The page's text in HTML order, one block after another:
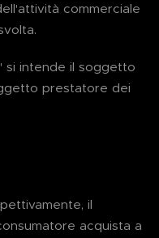
commerciale
si intende il soggetto
prestatore dei
il
acquista a